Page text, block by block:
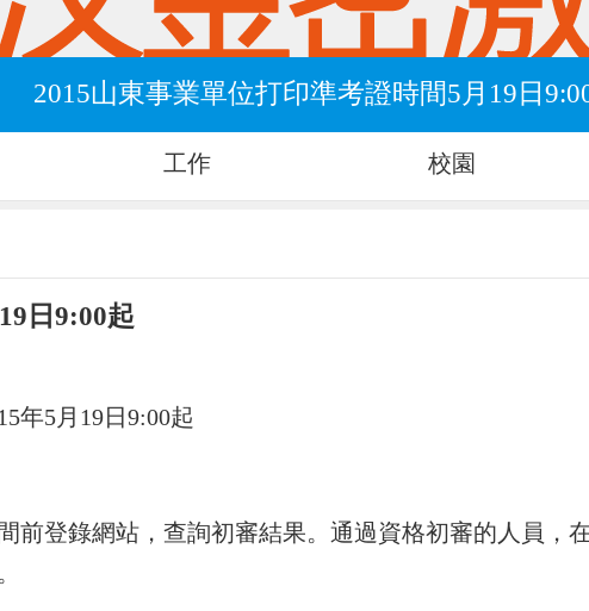
2015山東事業單位打印準考證時間5月19日
工作 校園
日9:00起
年5月19日9:00起
前登錄網站，查詢初審結果。通過資格初審的人員，